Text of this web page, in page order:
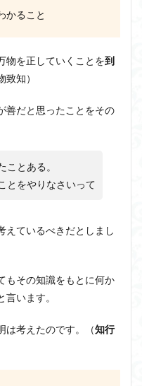
かること
物を正していくことを到
知）
善だと思ったことをその
ことある。
とをやりなさいって
えているべきだとしまし
もその知識をもとに何か
います。
は考えたのです。（知行